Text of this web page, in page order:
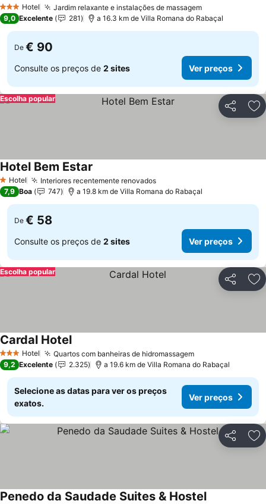
3 EstrelasHotel Jardim relaxante e instalações de massagemVer preços
9,0 Excelente 281 a 16.3 km de Villa Romana do Rabaçal
De € 90
Consulte os preços de 2 sites Ver preços
Partilhar
Escolha popular
1 Estrelas
Hotel Interiores recentemente renovadosVer preços
Hotel Bem Estar
7,9 Boa 747 a 19.8 km de Villa Romana do Rabaçal
De € 58
Consulte os preços de 2 sites Ver preços
Partilhar
Escolha popular
3 EstrelasHotel Quartos com banheiras de hidromassagemVer preços
Cardal HotelVer preços
9,2 Excelente 2.325 a 19.6 km de Villa Romana do Rabaçal
Selecione as datas para ver os preços
exatos.
Ver preços
Partilhar
Penedo da Saudade Suites & Hostel